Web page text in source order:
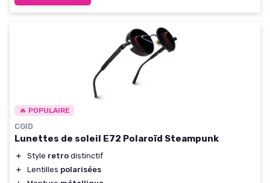
🔥 POPULAIRE
CGID
Lunettes de soleil E72 Polaroïd Steampunk
＋ Style retro distinctif
＋
Lentilles polarisées